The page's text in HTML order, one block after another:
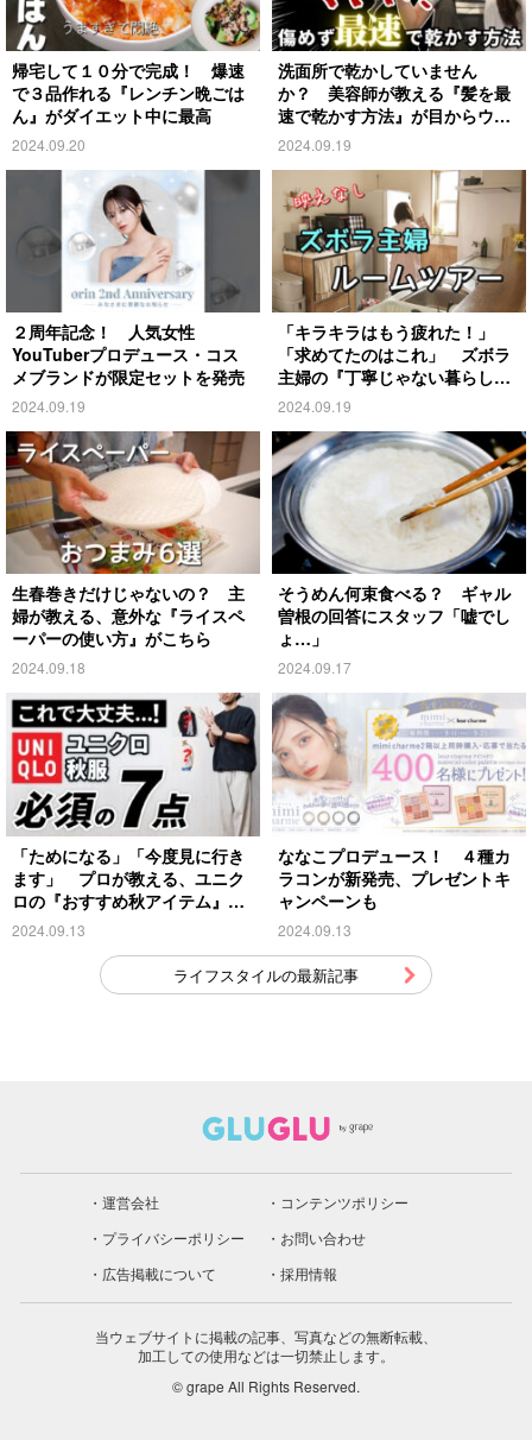
帰宅して１０分で完成！ 爆速
で３品作れる『レンチン晩ごは
ん』がダイエット中に最高
2024.09.20
洗面所で乾かしていません
か？ 美容師が教える『髪を最
速で乾かす方法』が目からウロ
コ
2024.09.19
２周年記念！ 人気女性
YouTuberプロデュース・コス
メブランドが限定セットを発売
2024.09.19
「キラキラはもう疲れた！」
「求めてたのはこれ」 ズボラ
主婦の『丁寧じゃない暮らし』
がこちら
2024.09.19
生春巻きだけじゃないの？ 主
婦が教える、意外な『ライスペ
ーパーの使い方』がこちら
2024.09.18
そうめん何束食べる？ ギャル
曽根の回答にスタッフ「嘘でし
ょ…」
2024.09.17
「ためになる」「今度見に行き
ます」 プロが教える、ユニク
ロの『おすすめ秋アイテム』が
こちら
2024.09.13
ななこプロデュース！ ４種カ
ラコンが新発売、プレゼントキ
ャンペーンも
2024.09.13
ライフスタイルの最新記事
運営会社
コンテンツポリシー
プライバシーポリシー
お問い合わせ
広告掲載について
採用情報
当ウェブサイトに掲載の記事、写真などの無断転載、
加工しての使用などは一切禁止します。
© grape All Rights Reserved.